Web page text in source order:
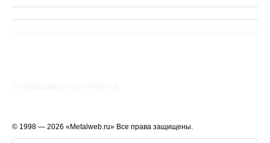
© 1998 — 2026 «Metalweb.ru» Все права защищены.